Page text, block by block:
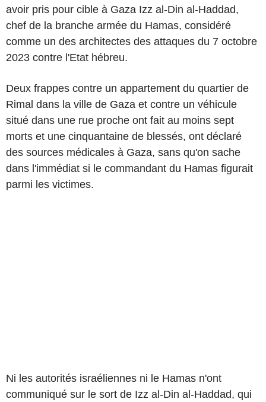
avoir pris pour cible à Gaza Izz al-Din al-Haddad,
chef de la branche armée du Hamas, considéré
comme un des architectes des attaques du 7 octobre
2023 contre l'Etat hébreu.
Deux frappes contre un appartement du quartier de
Rimal dans la ville de Gaza et contre un véhicule
situé dans une rue proche ont fait au moins sept
morts et une cinquantaine de blessés, ont déclaré
des sources médicales à Gaza, sans qu'on sache
dans l'immédiat si le commandant du Hamas figurait
parmi les victimes.
Ni les autorités israéliennes ni le Hamas n'ont
communiqué sur le sort de Izz al-Din al-Haddad, qui